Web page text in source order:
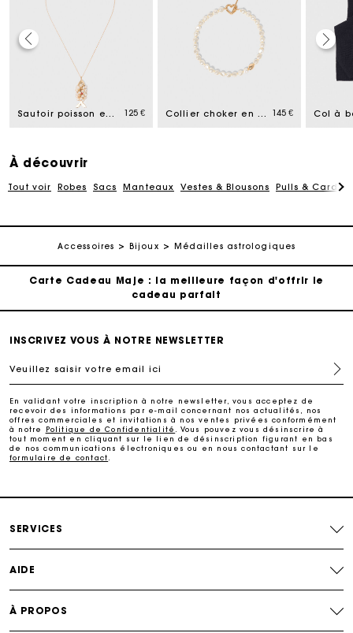
Sautoir poisson en perles 125 € Collier choker en perles 145 €
À découvrir
Tout voir Robes Sacs Manteaux Vestes & Blousons Pulls &
Accessoires Bijoux Médailles astrologiques
Carte Cadeau Maje : la meilleure façon d'offrir le
cadeau parfait
Livraison à domicile offerte sous 2 jours ouvrés
Paiement en plusieurs fois sans frais
Suivi de commande
Carte Cadeau Maje : la meilleure façon d'offrir le
cadeau parfait
Livraison à domicile offerte sous 2 jours ouvrés
Paiement en plusieurs fois sans frais
Echanges & Retours offerts
Carte Cadeau Maje : la meilleure façon d'offrir le
INSCRIVEZ VOUS À NOTRE NEWSLETTER
Veuillez saisir votre email ici
En validant votre inscription à notre newsletter, vous acceptez de
recevoir des informations par e-mail concernant nos actualités, nos
offres commerciales et invitations à nos ventes privées conformément
à notre
Politique de Confidentialité
. Vous pouvez vous désinscrire à
tout moment en cliquant sur le lien de désinscription figurant en bas
de nos communications électroniques ou en nous contactant sur le
formulaire de contact
SERVICES
AIDE
À PROPOS